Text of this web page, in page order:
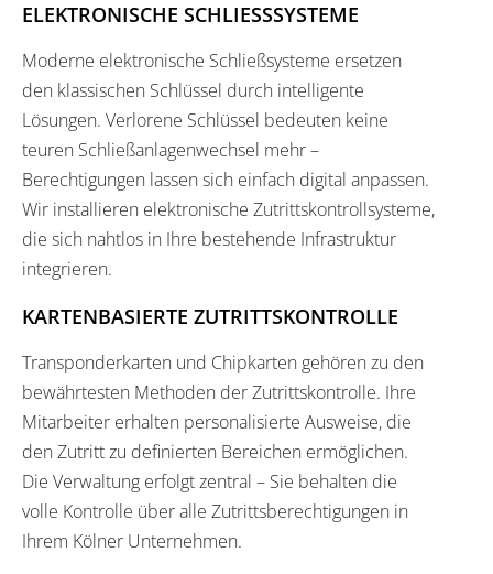
ELEKTRONISCHE SCHLIESSSYSTEME
Moderne elektronische Schließsysteme ersetzen
den klassischen Schlüssel durch intelligente
Lösungen. Verlorene Schlüssel bedeuten keine
teuren Schließanlagenwechsel mehr –
Berechtigungen lassen sich einfach digital anpassen.
Wir installieren elektronische Zutrittskontrollsysteme,
die sich nahtlos in Ihre bestehende Infrastruktur
integrieren.
KARTENBASIERTE ZUTRITTSKONTROLLE
Transponderkarten und Chipkarten gehören zu den
bewährtesten Methoden der Zutrittskontrolle. Ihre
Mitarbeiter erhalten personalisierte Ausweise, die
den Zutritt zu definierten Bereichen ermöglichen.
Die Verwaltung erfolgt zentral – Sie behalten die
volle Kontrolle über alle Zutrittsberechtigungen in
Ihrem Kölner Unternehmen.